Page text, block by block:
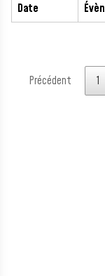
Date
Précédent 1